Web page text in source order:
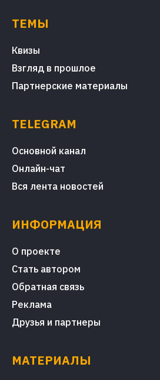
ТЕМЫ
Квизы
Взгляд в прошлое
Партнерские материалы
TELEGRAM
Основной канал
Онлайн-чат
Вся лента новостей
ИНФОРМАЦИЯ
О проекте
Стать автором
Обратная связь
Реклама
Друзья и партнеры
МАТЕРИАЛЫ